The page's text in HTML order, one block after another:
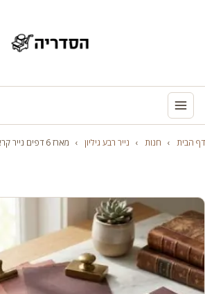
דף הבית › חנות › נייר רבע גיליון › מארז 6 דפים נייר קראפט